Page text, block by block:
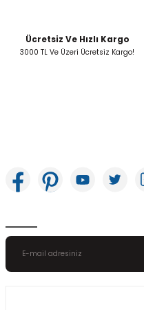
Ücretsiz Ve Hızlı Kargo
3000 TL Ve Üzeri Ücretsiz Kargo!